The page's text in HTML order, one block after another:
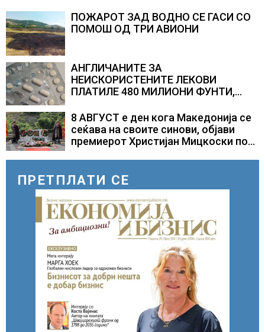
Полска, Франција и Германија
ПОЖАРОТ ЗАД ВОДНО СЕ ГАСИ СО
ПОМОШ ОД ТРИ АВИОНИ
АНГЛИЧАНИТЕ ЗА
НЕИСКОРИСТЕНИТЕ ЛЕКОВИ
ПЛАТИЛЕ 480 МИЛИОНИ ФУНТИ,
само лекови што навистина им се
потребни
8 АВГУСТ е ден кога Македонија се
сеќава на своите синови, објави
премиерот Христијан Мицкоски по
прилепски бранители
ПРЕТПЛАТИ СЕ